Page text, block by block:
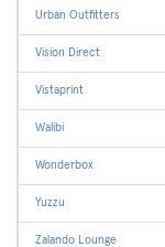
Urban Outfitters
Vision Direct
Vistaprint
Walibi
Wonderbox
Yuzzu
Zalando Lounge